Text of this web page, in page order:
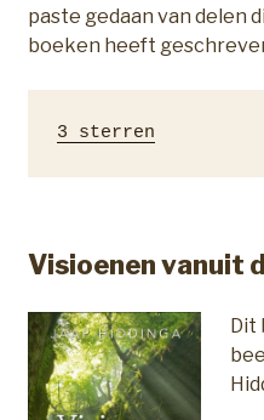
paste gedaan van delen
boeken heeft
3 sterren
Visioenen vanuit
Dit